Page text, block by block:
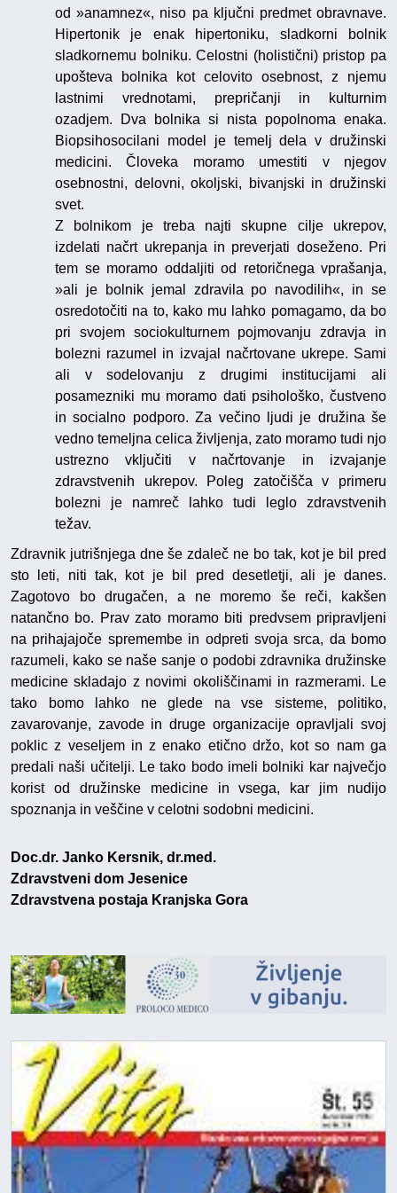
od »anamnez«, niso pa ključni predmet obravnave.
Hipertonik je enak hipertoniku, sladkorni bolnik
sladkornemu bolniku. Celostni (holistični) pristop pa
upošteva bolnika kot celovito osebnost, z njemu
lastnimi vrednotami, prepričanji in kulturnim
ozadjem. Dva bolnika si nista popolnoma enaka.
Biopsihosocilani model je temelj dela v družinski
medicini. Človeka moramo umestiti v njegov
osebnostni, delovni, okoljski, bivanjski in družinski
svet.
Z bolnikom je treba najti skupne cilje ukrepov,
izdelati načrt ukrepanja in preverjati doseženo. Pri
tem se moramo oddaljiti od retoričnega vprašanja,
»ali je bolnik jemal zdravila po navodilih«, in se
osredotočiti na to, kako mu lahko pomagamo, da bo
pri svojem sociokulturnem pojmovanju zdravja in
bolezni razumel in izvajal načrtovane ukrepe. Sami
ali v sodelovanju z drugimi institucijami ali
posamezniki mu moramo dati psihološko, čustveno
in socialno podporo. Za večino ljudi je družina še
vedno temeljna celica življenja, zato moramo tudi njo
ustrezno vključiti v načrtovanje in izvajanje
zdravstvenih ukrepov. Poleg zatočišča v primeru
bolezni je namreč lahko tudi leglo zdravstvenih
težav.
Zdravnik jutrišnjega dne še zdaleč ne bo tak, kot je bil pred
sto leti, niti tak, kot je bil pred desetletji, ali je danes.
Zagotovo bo drugačen, a ne moremo še reči, kakšen
natančno bo. Prav zato moramo biti predvsem pripravljeni
na prihajajoče spremembe in odpreti svoja srca, da bomo
razumeli, kako se naše sanje o podobi zdravnika družinske
medicine skladajo z novimi okoliščinami in razmerami. Le
tako bomo lahko ne glede na vse sisteme, politiko,
zavarovanje, zavode in druge organizacije opravljali svoj
poklic z veseljem in z enako etično držo, kot so nam ga
predali naši učitelji. Le tako bodo imeli bolniki kar največjo
korist od družinske medicine in vsega, kar jim nudijo
spoznanja in veščine v celotni sodobni medicini.
Doc.dr. Janko Kersnik, dr.med.
Zdravstveni dom Jesenice
Zdravstvena postaja Kranjska Gora